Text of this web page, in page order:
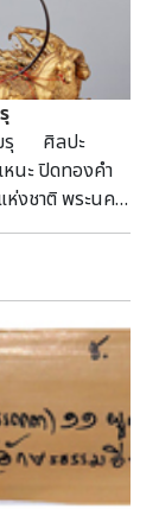
มรุ ศิลปะ
นะ ปิดทองคำ
ชาติ พระนคร
กศรพรหมา
รื่องตกแต่ง
ด็จพระเจ้าลูก
ธศักราช ๒๔๒๓